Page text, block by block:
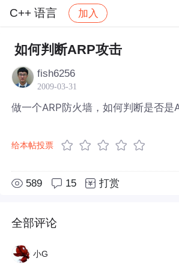
C++ 语言 加入
社区 C++ 语言 帖子详情
如何判断ARP攻击
fish6256
2009-03-31
做一个ARP防火墙，如何判断是否是
给本帖投票
589 15 打赏
全部评论
小G